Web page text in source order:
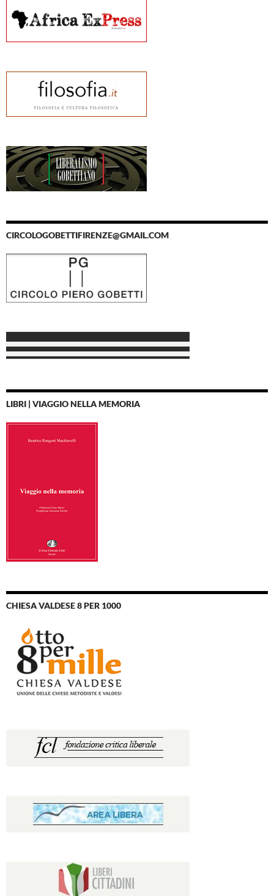
CIRCOLOGOBETTIFIRENZE@GMAIL.COM
LIBRI | VIAGGIO NELLA MEMORIA
CHIESA VALDESE 8 PER 1000